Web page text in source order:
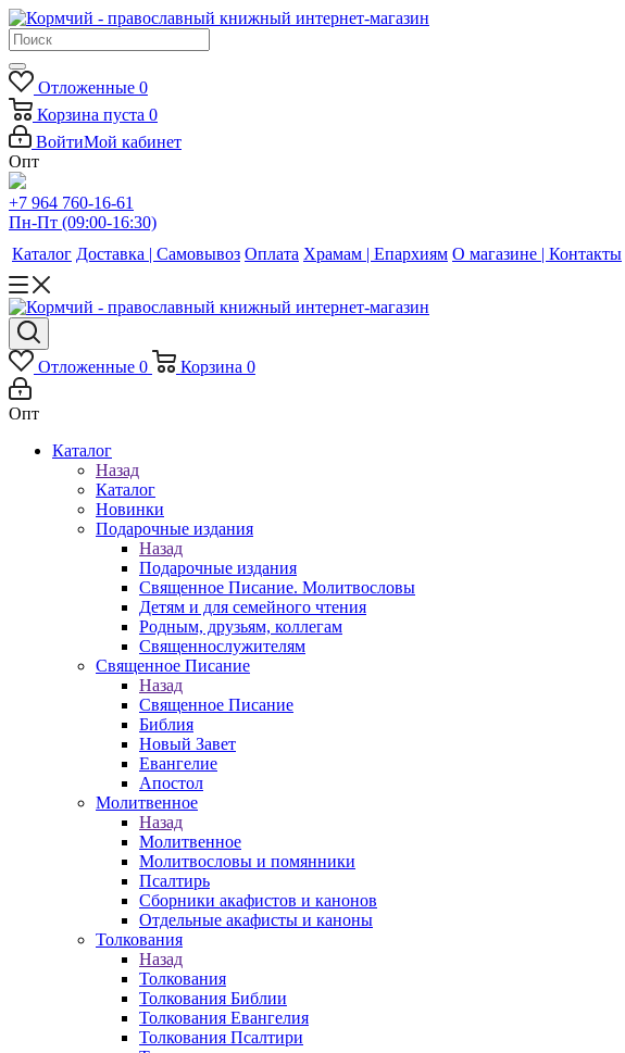
Отложенные 0
Корзина пуста 0
ВойтиМой кабинет
Опт
+7 964 760-16-61
Пн-Пт (09:00-16:30)
Каталог Доставка | Самовывоз Оплата Храмам | Епархиям О магазине | Контакты
Отложенные 0 Корзина 0
Опт
Каталог
Назад
Каталог
Новинки
Подарочные издания
Назад
Подарочные издания
Священное Писание. Молитвословы
Детям и для семейного чтения
Родным, друзьям, коллегам
Священнослужителям
Священное Писание
Назад
Священное Писание
Библия
Новый Завет
Евангелие
Апостол
Молитвенное
Назад
Молитвенное
Молитвословы и помянники
Псалтирь
Сборники акафистов и канонов
Отдельные акафисты и каноны
Толкования
Назад
Толкования
Толкования Библии
Толкования Евангелия
Толкования Псалтири